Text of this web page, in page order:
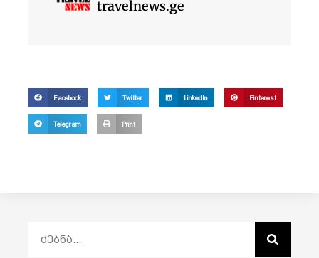
travelnews.ge
Facebook Twitter LinkedIn Pinterest
Telegram Print